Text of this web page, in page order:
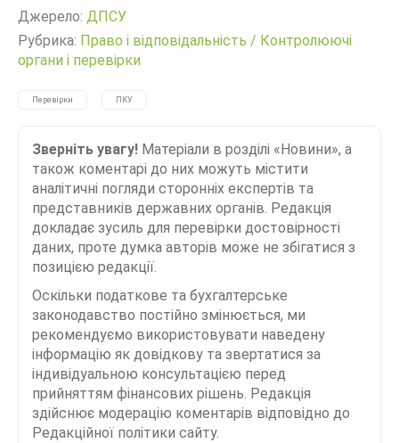
Джерело: ДПСУ
Рубрика: Право і відповідальність / Контролюючі
органи і перевірки
Перевірки ПКУ
Зверніть увагу! Матеріали в розділі «Новини», а
також коментарі до них можуть містити
аналітичні погляди сторонніх експертів та
представників державних органів. Редакція
докладає зусиль для перевірки достовірності
даних, проте думка авторів може не збігатися з
позицією редакції.
Оскільки податкове та бухгалтерське
законодавство постійно змінюється, ми
рекомендуємо використовувати наведену
інформацію як довідкову та звертатися за
індивідуальною консультацією перед
прийняттям фінансових рішень. Редакція
здійснює модерацію коментарів відповідно до
Редакційної політики сайту.